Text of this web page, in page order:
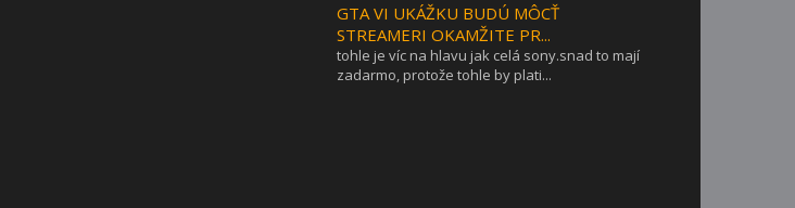
GTA VI UKÁŽKU BUDÚ MÔCŤ
STREAMERI OKAMŽITE PR...
tohle je víc na hlavu jak celá sony.snad to mají
zadarmo, protože tohle by plati...